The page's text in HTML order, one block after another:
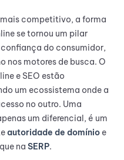
competitivo, a forma
se tornou um pilar
do consumidor,
nos motores de busca. O
e SEO estão
um ecossistema onde a
no outro. Uma
um diferencial, é um
autoridade de domínio e
na SERP.